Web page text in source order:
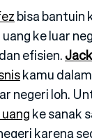
bisa bantuin
ke luar
efisien.
kamu
negeri loh.
ke sanak
karena